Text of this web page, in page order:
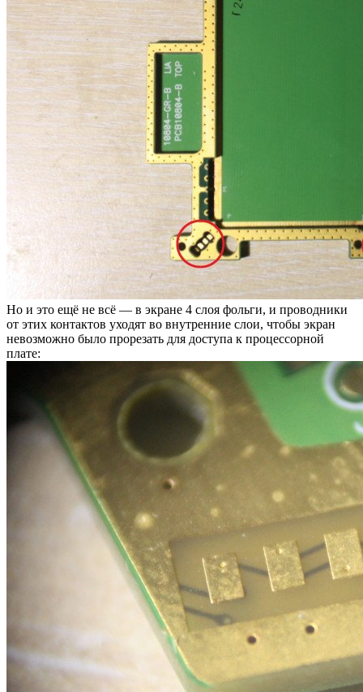
Но и это ещё не всё — в экране 4 слоя фольги, и проводники
от этих контактов уходят во внутренние слои, чтобы экран
невозможно было прорезать для доступа к процессорной
плате: